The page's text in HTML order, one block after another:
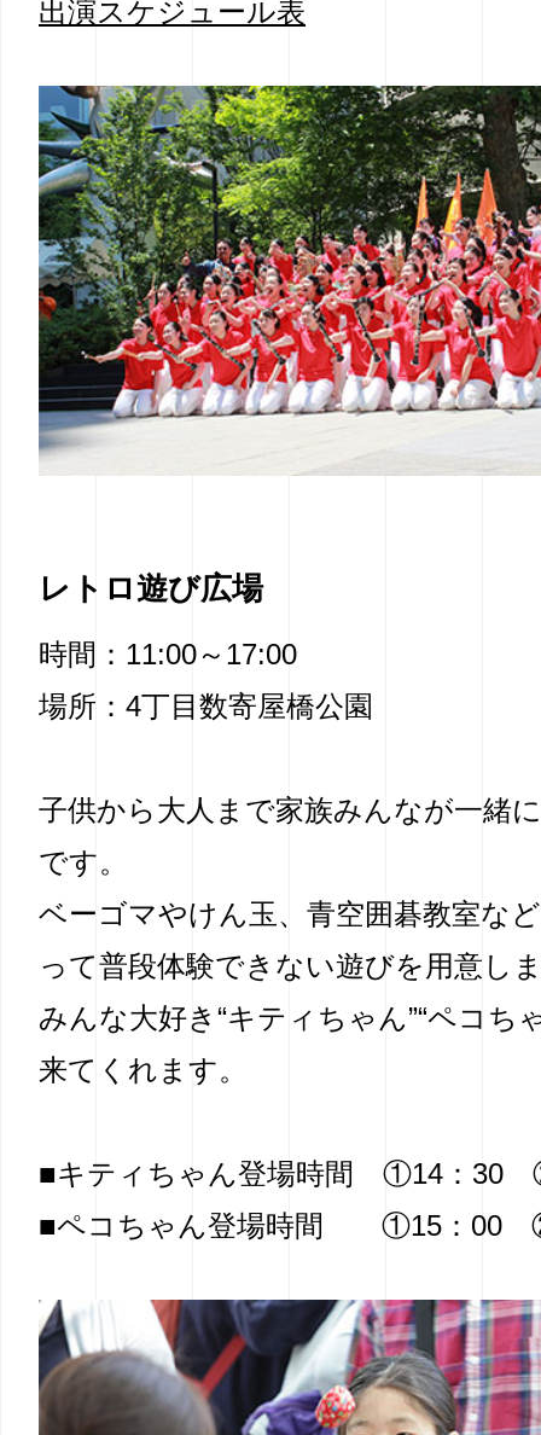
出演スケジュール表
レトロ遊び広場
時間：11:00～17:00
場所：4丁目数寄屋橋公園
子供から大人まで家族みんなが一緒
です。
ベーゴマやけん玉、青空囲碁教室な
って普段体験できない遊びを用意し
みんな大好き“キティちゃん”“ペコち
来てくれます。
■キティちゃん登場時間 ①14：30
■ペコちゃん登場時間 ①15：00